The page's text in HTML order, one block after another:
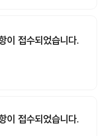
이 접수되었습니다.
이 접수되었습니다.